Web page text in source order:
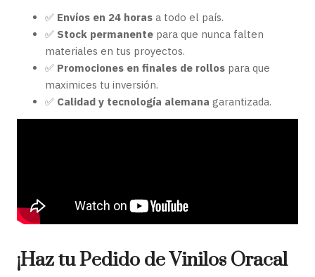
✅ Envíos en 24 horas a todo el país.
✅ Stock permanente para que nunca falten
materiales en tus proyectos.
✅ Promociones en finales de rollos para que
maximices tu inversión.
✅ Calidad y tecnología alemana garantizada.
¡Haz tu Pedido de Vinilos Oracal